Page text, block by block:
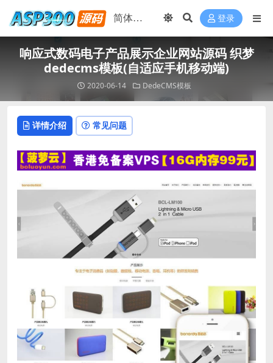
登录
响应式数码电子产品展示企业网站源码 织梦
dedecms模板(自适应手机移动端)
2020-06-14 DedeCMS模板
详情介绍 常见问题